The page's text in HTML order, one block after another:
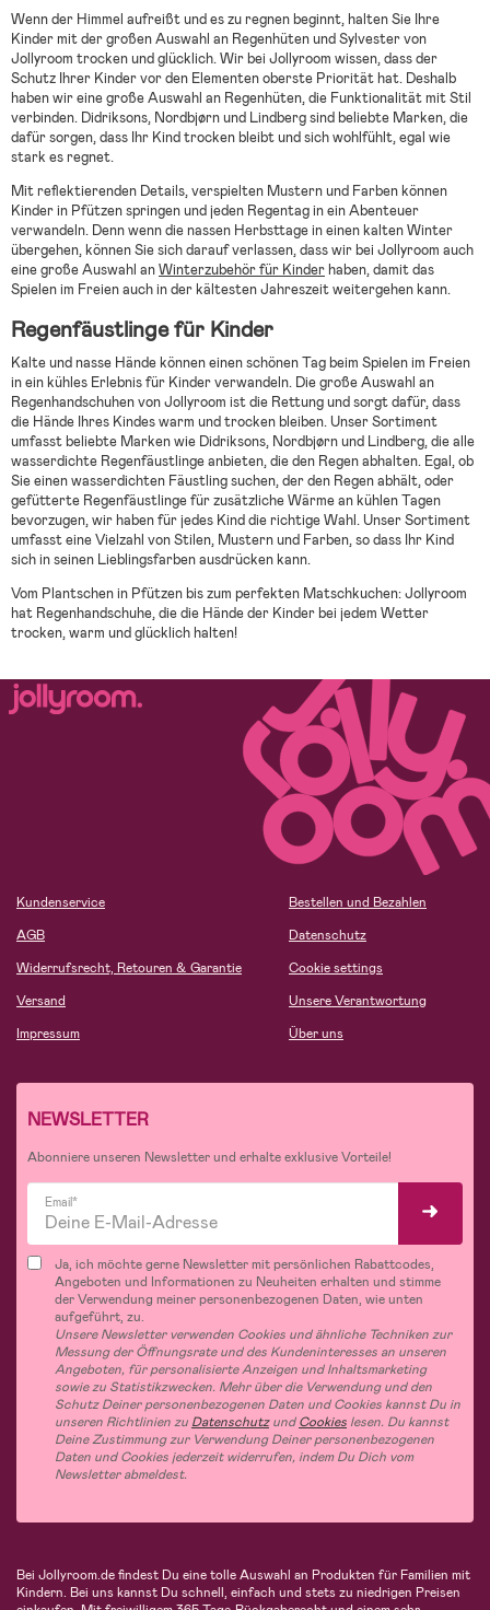
Wenn der Himmel aufreißt und es zu regnen beginnt, halten Sie Ihre
Kinder mit der großen Auswahl an Regenhüten und Sylvester von
Jollyroom trocken und glücklich. Wir bei Jollyroom wissen, dass der
Schutz Ihrer Kinder vor den Elementen oberste Priorität hat. Deshalb
haben wir eine große Auswahl an Regenhüten, die Funktionalität mit Stil
verbinden. Didriksons, Nordbjørn und Lindberg sind beliebte Marken, die
dafür sorgen, dass Ihr Kind trocken bleibt und sich wohlfühlt, egal wie
stark es regnet.
Mit reflektierenden Details, verspielten Mustern und Farben können
Kinder in Pfützen springen und jeden Regentag in ein Abenteuer
verwandeln. Denn wenn die nassen Herbsttage in einen kalten Winter
übergehen, können Sie sich darauf verlassen, dass wir bei Jollyroom auch
eine große Auswahl anWinterzubehör für Kinderhaben, damit das
Spielen im Freien auch in der kältesten Jahreszeit weitergehen kann.
Regenfäustlinge für Kinder
Kalte und nasse Hände können einen schönen Tag beim Spielen im Freien
in ein kühles Erlebnis für Kinder verwandeln. Die große Auswahl an
Regenhandschuhen von Jollyroom ist die Rettung und sorgt dafür, dass
die Hände Ihres Kindes warm und trocken bleiben. Unser Sortiment
umfasst beliebte Marken wie Didriksons, Nordbjørn und Lindberg, die alle
wasserdichte Regenfäustlinge anbieten, die den Regen abhalten. Egal, ob
Sie einen wasserdichten Fäustling suchen, der den Regen abhält, oder
gefütterte Regenfäustlinge für zusätzliche Wärme an kühlen Tagen
bevorzugen, wir haben für jedes Kind die richtige Wahl. Unser Sortiment
umfasst eine Vielzahl von Stilen, Mustern und Farben, so dass Ihr Kind
sich in seinen Lieblingsfarben ausdrücken kann.
Vom Plantschen in Pfützen bis zum perfekten Matschkuchen: Jollyroom
hat Regenhandschuhe, die die Hände der Kinder bei jedem Wetter
trocken, warm und glücklich halten!
Kundenservice
AGB
Widerrufsrecht, Retouren & Garantie
Versand
Impressum
Bestellen und Bezahlen
Datenschutz
Cookie settings
Unsere Verantwortung
Über uns
NEWSLETTER
Abonniere unseren Newsletter und erhalte exklusive Vorteile!
Email*
Ja, ich möchte gerne Newsletter mit persönlichen Rabattcodes,
Angeboten und Informationen zu Neuheiten erhalten und stimme
der Verwendung meiner personenbezogenen Daten, wie unten
aufgeführt, zu.
Unsere Newsletter verwenden Cookies und ähnliche Techniken zur
Messung der Öffnungsrate und des Kundeninteresses an unseren
Angeboten, für personalisierte Anzeigen und Inhaltsmarketing
sowie zu Statistikzwecken. Mehr über die Verwendung und den
Schutz Deiner personenbezogenen Daten und Cookies kannst Du in
unseren Richtlinien zu DatenschutzundCookies lesen. Du kannst
Deine Zustimmung zur Verwendung Deiner personenbezogenen
Daten und Cookies jederzeit widerrufen, indem Du Dich vom
Newsletter abmeldest.
Bei Jollyroom.de findest Du eine tolle Auswahl an Produkten für Familien mit
Kindern. Bei uns kannst Du schnell, einfach und stets zu niedrigen Preisen